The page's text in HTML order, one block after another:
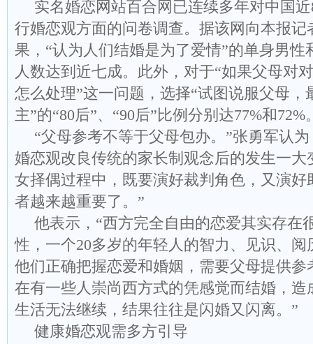
实名婚恋网站百合网已连续多年对中国
行婚恋观方面的问卷调查。据该网向本报记
果，“认为人们结婚是为了爱情”的单身男性
人数达到近七成。此外，对于“如果父母对
怎么处理”这一问题，选择“试图说服父母，
主”的“80后”、“90后”比例分别达77%和72%
“父母参考不等于父母包办。”张勇军认
婚恋观改良传统的家长制观念后的发生一大
女择偶过程中，既要演好裁判角色，又演好
者越来越重要了。”
他表示，“西方完全自由的恋爱其实存在
性，一个20多岁的年轻人的智力、见识、阅
他们正确把握恋爱和婚姻，需要父母提供参
在有一些人崇尚西方式的凭感觉而结婚，造
生活无法继续，结果往往是闪婚又闪离。”
健康婚恋观需多方引导